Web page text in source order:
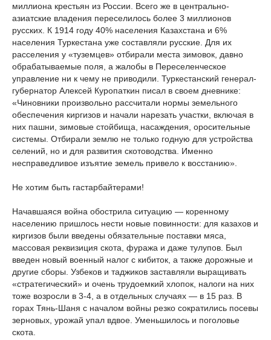
миллиона крестьян из России. Всего же в центрально-
азиатские владения переселилось более 3 миллионов
русских. К 1914 году 40% населения Казахстана и 6%
населения Туркестана уже составляли русские. Для их
расселения у «туземцев» отбирали места зимовок, давно
обрабатываемые поля, а жалобы в Переселенческое
управление ни к чему не приводили. Туркестанский генерал-
губернатор Алексей Куропаткин писал в своем дневнике:
«Чиновники произвольно рассчитали нормы земельного
обеспечения киргизов и начали нарезать участки, включая в
них пашни, зимовые стойбища, насаждения, оросительные
системы. Отбирали землю не только годную для устройства
селений, но и для развития скотоводства. Именно
несправедливое изъятие земель привело к восстанию».
Не хотим быть гастарбайтерами!
Начавшаяся война обострила ситуацию — коренному
населению пришлось нести новые повинности: для казахов и
киргизов были введены обязательные поставки мяса,
массовая реквизиция скота, фуража и даже тулупов. Был
введен новый военный налог с кибиток, а также дорожные и
другие сборы. Узбеков и таджиков заставляли выращивать
«стратегический» и очень трудоемкий хлопок, налоги на них
тоже возросли в 3-4, а в отдельных случаях — в 15 раз. В
горах Тянь-Шаня с началом войны резко сократились посевы
зерновых, урожай упал вдвое. Уменьшилось и поголовье
скота.